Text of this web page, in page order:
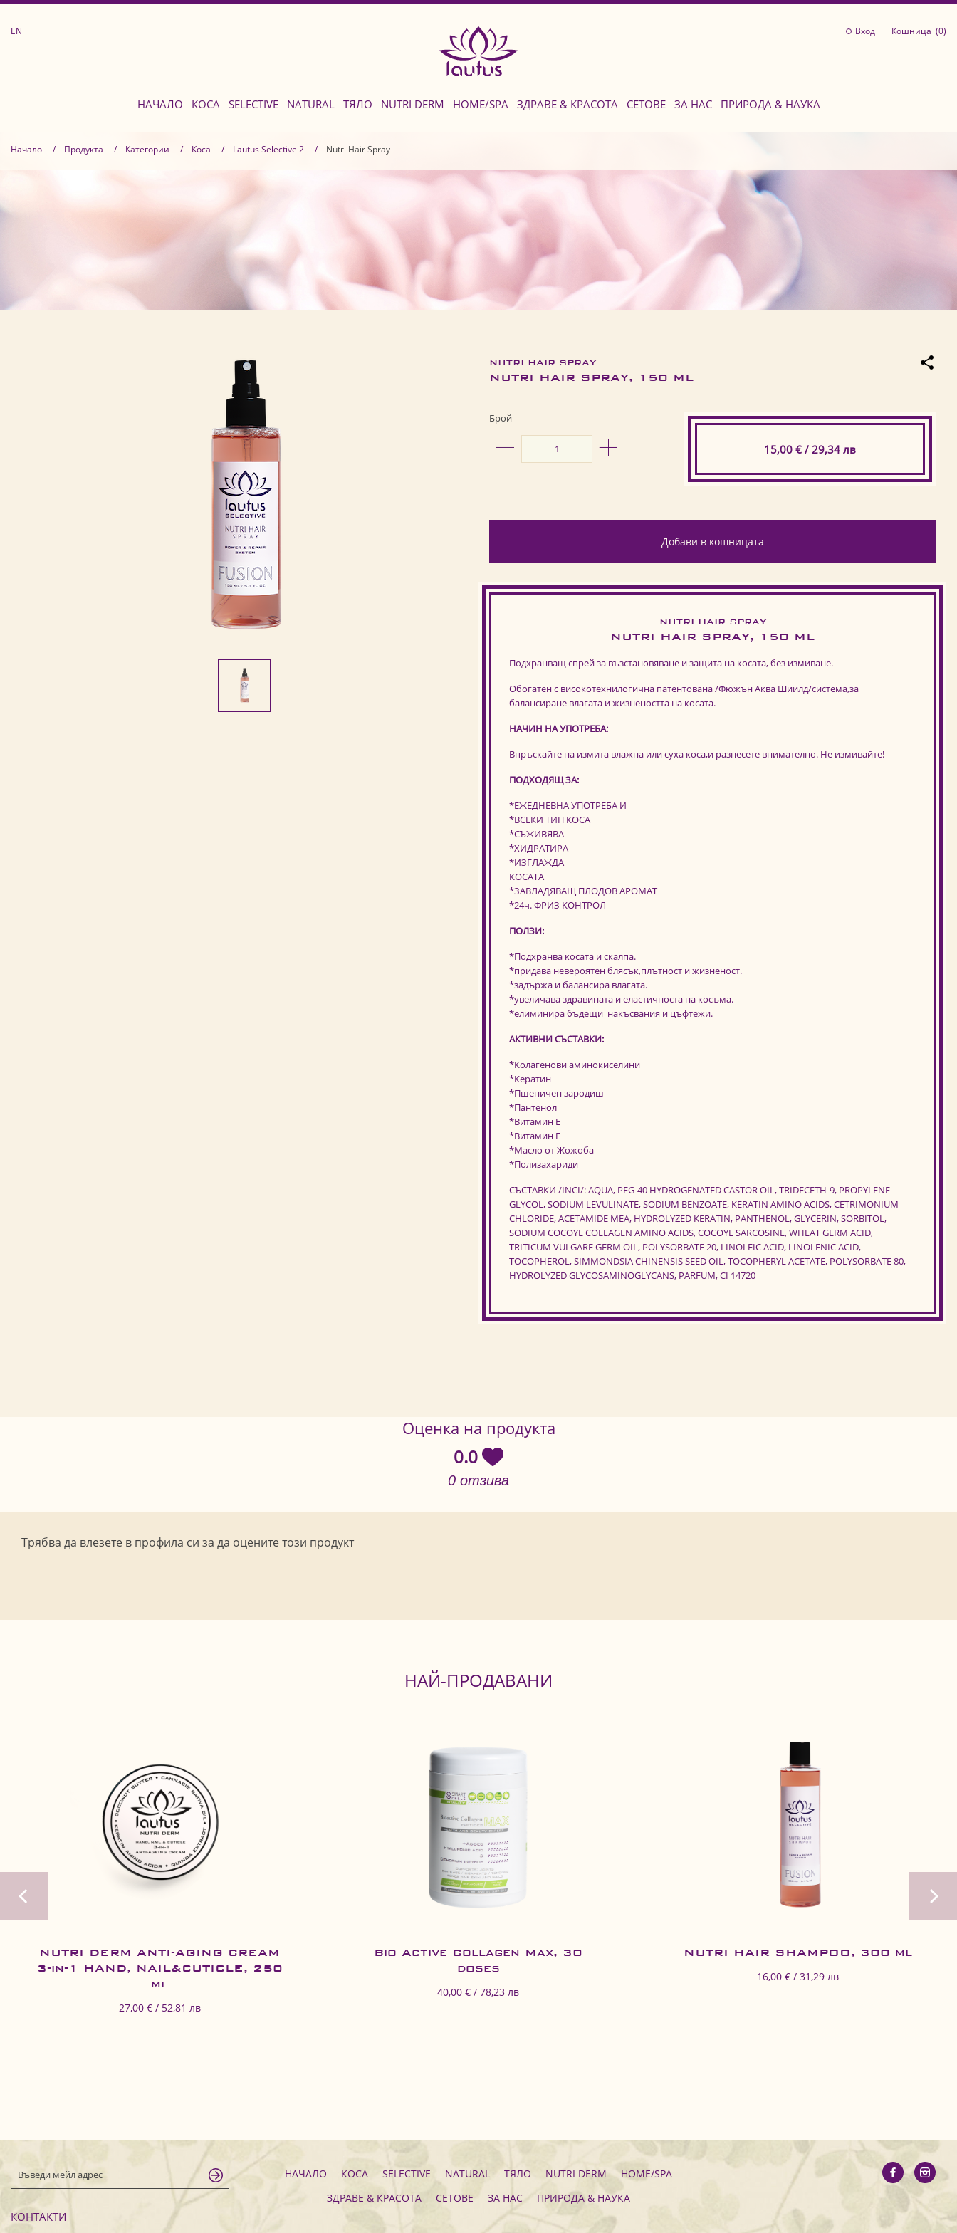
EN Вход Кошница (0)
НАЧАЛО КОСА SELECTIVE NATURAL ТЯЛО NUTRI DERM HOME/SPA ЗДРАВЕ & КРАСОТА СЕТОВЕ ЗА НАС ПРИРОДА & НАУКА
Начало Продуктa Категории Коса Lautus Selective 2 Nutri Hair Spray
NUTRI HAIR SPRAY
NUTRI HAIR SPRAY, 150 ML
Брой
15,00 € / 29,34 лв
Добави в кошницата
NUTRI HAIR SPRAY
NUTRI HAIR SPRAY, 150 ML
Подхранващ спрей за възстановяване и защита на косата, без измиване.
Обогатен с високотехнилогична патентована /Фюжън Аква Шиилд/система,за
балансиране влагата и жизнеността на косата.
НАЧИН НА УПОТРЕБА:
Впръскайте на измита влажна или суха коса,и разнесете внимателно. Не измивайте!
ПОДХОДЯЩ ЗА:
*ЕЖЕДНЕВНА УПОТРЕБА И
*ВСЕКИ ТИП КОСА
*СЪЖИВЯВА
*ХИДРАТИРА
*ИЗГЛАЖДА
КОСАТА
*ЗАВЛАДЯВАЩ ПЛОДОВ АРОМАТ
*24ч. ФРИЗ КОНТРОЛ
ПОЛЗИ:
*Подхранва косата и скалпа.
*придава невероятен блясък,плътност и жизненост.
*задържа и балансира влагата.
*увеличава здравината и еластичноста на косъма.
*елиминира бъдещи накъсвания и цъфтежи.
АКТИВНИ СЪСТАВКИ:
*Колагенови аминокиселини
*Кератин
*Пшеничен зародиш
*Пантенол
*Витамин Е
*Витамин F
*Масло от Жожоба
*Полизахариди
СЪСТАВКИ /INCI/: AQUA, PEG-40 HYDROGENATED CASTOR OIL, TRIDECETH-9, PROPYLENE
GLYCOL, SODIUM LEVULINATE, SODIUM BENZOATE, KERATIN AMINO ACIDS, CETRIMONIUM
CHLORIDE, ACETAMIDE MEA, HYDROLYZED KERATIN, PANTHENOL, GLYCERIN, SORBITOL,
SODIUM COCOYL COLLAGEN AMINO ACIDS, COCOYL SARCOSINE, WHEAT GERM ACID,
TRITICUM VULGARE GERM OIL, POLYSORBATE 20, LINOLEIC ACID, LINOLENIC ACID,
TOCOPHEROL, SIMMONDSIA CHINENSIS SEED OIL, TOCOPHERYL ACETATE, POLYSORBATE 80,
HYDROLYZED GLYCOSAMINOGLYCANS, PARFUM, CI 14720
Оценка на продукта
0.0
0 отзива
Трябва да влезете в профила си за да оцените този продукт
НАЙ-ПРОДАВАНИ
NUTRI DERM ANTI-AGING CREAM
3-in-1 HAND, NAIL&CUTICLE, 250
ml
27,00 € / 52,81 лв
Bio Active Collagen Max, 30
doses
40,00 € / 78,23 лв
NUTRI HAIR SHAMPOO, 300 ml
16,00 € / 31,29 лв
НАЧАЛО КОСА SELECTIVE NATURAL ТЯЛО NUTRI DERM
HOME/SPA
ЗДРАВЕ & КРАСОТА
СЕТОВЕ ЗА НАС ПРИРОДА & НАУКА
КОНТАКТИ